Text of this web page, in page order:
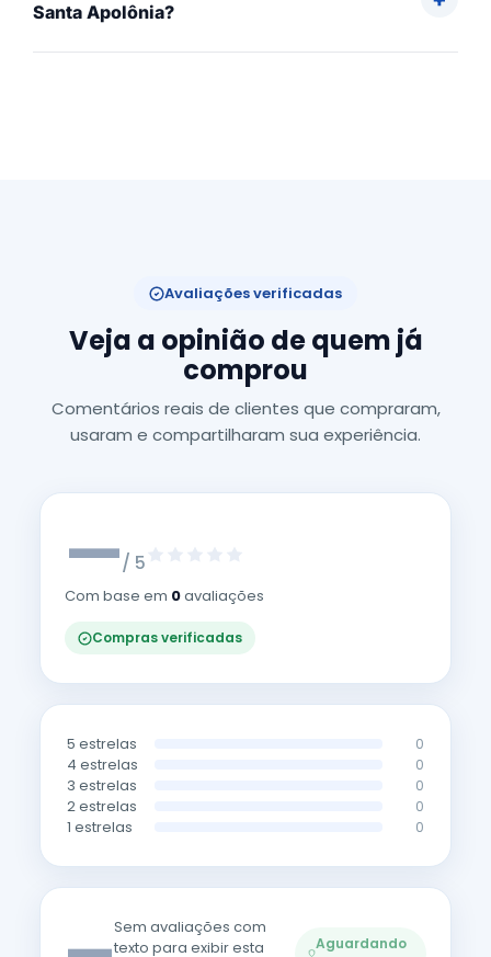
Santa Apolônia?
Avaliações verificadas
Veja a opinião de quem já
comprou
Comentários reais de clientes que compraram,
usaram e compartilharam sua experiência.
—/ 5
Com base em 0avaliações
Compras verificadas
5 estrelas 0
4 estrelas 0
3 estrelas 0
2 estrelas 0
1 estrelas 0
Sem avaliações com
texto para exibir esta
Aguardando